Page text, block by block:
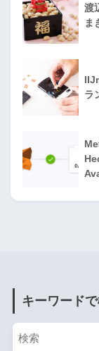
渡
ま
ラ
キーワードで